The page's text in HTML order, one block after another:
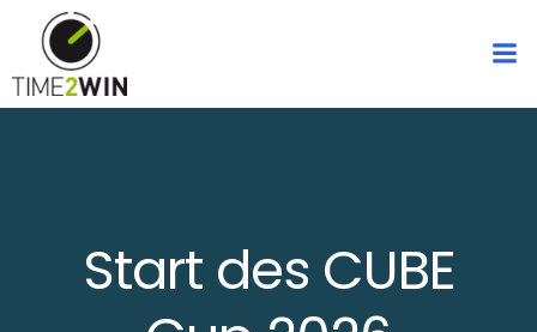
Start des CUBE